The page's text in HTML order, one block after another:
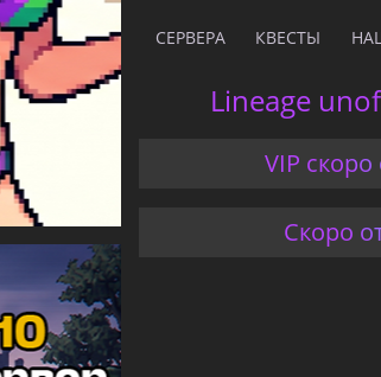
СЕРВЕРА КВЕСТЫ
Lineage
VIP
Скоро